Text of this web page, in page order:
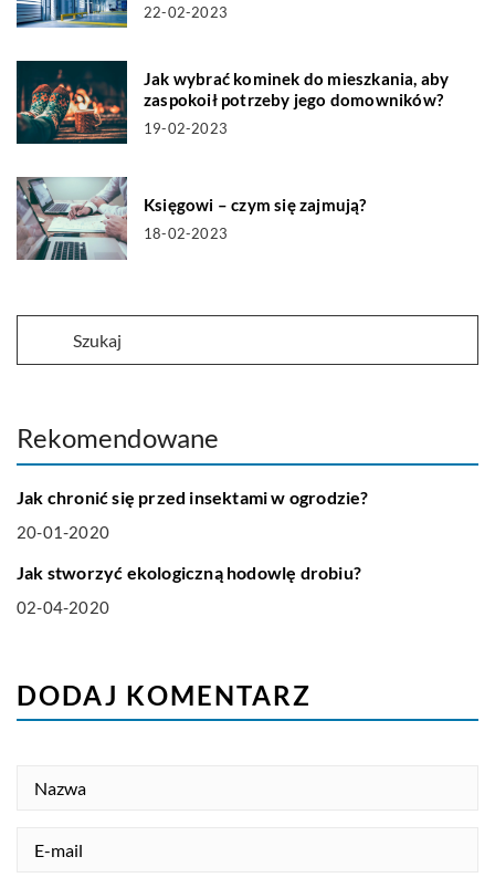
22-02-2023
Jak wybrać kominek do mieszkania, aby
zaspokoił potrzeby jego domowników?
19-02-2023
Księgowi – czym się zajmują?
18-02-2023
Rekomendowane
DOM I OGRODNICTWO
Jak chronić się przed insektami w ogrodzie?
20-01-2020
BIZNES I FINANSE
Jak stworzyć ekologiczną hodowlę drobiu?
02-04-2020
DODAJ KOMENTARZ